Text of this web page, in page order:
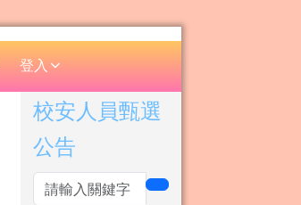
登入
右邊區域內容
校安人員甄選
公告
search